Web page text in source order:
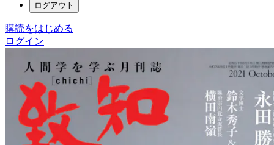
ログアウト
購読をはじめる
ログイン